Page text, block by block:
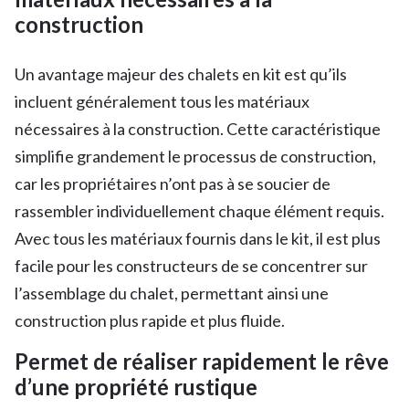
construction
Un avantage majeur des chalets en kit est qu’ils
incluent généralement tous les matériaux
nécessaires à la construction. Cette caractéristique
simplifie grandement le processus de construction,
car les propriétaires n’ont pas à se soucier de
rassembler individuellement chaque élément requis.
Avec tous les matériaux fournis dans le kit, il est plus
facile pour les constructeurs de se concentrer sur
l’assemblage du chalet, permettant ainsi une
construction plus rapide et plus fluide.
Permet de réaliser rapidement le rêve
d’une propriété rustique